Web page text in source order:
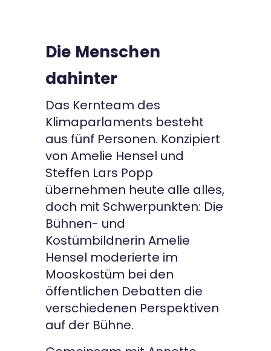
Die Menschen
dahinter
Das Kernteam des
Klimaparlaments besteht
aus fünf Personen. Konzipiert
von Amelie Hensel und
Steffen Lars Popp
übernehmen heute alle alles,
doch mit Schwerpunkten: Die
Bühnen- und
Kostümbildnerin Amelie
Hensel moderierte im
Mooskostüm bei den
öffentlichen Debatten die
verschiedenen Perspektiven
auf der Bühne.